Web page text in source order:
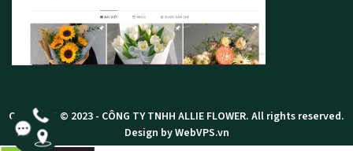
Copyright © 2023 - CÔNG TY TNHH ALLIE FLOWER. All rights reserved.
Design by WebVPS.vn